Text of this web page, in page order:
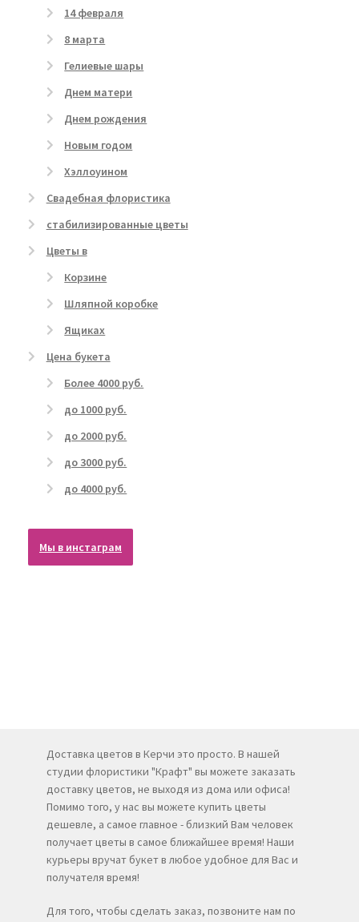
14 февраля
8 марта
Гелиевые шары
Днем матери
Днем рождения
Новым годом
Хэллоуином
Свадебная флористика
стабилизированные цветы
Цветы в
Корзине
Шляпной коробке
Ящиках
Цена букета
Более 4000 руб.
до 1000 руб.
до 2000 руб.
до 3000 руб.
до 4000 руб.
Мы в инстаграм
Доставка цветов в Керчи это просто. В нашей
студии флористики "Крафт" вы можете заказать
доставку цветов, не выходя из дома или офиса!
Помимо того, у нас вы можете купить цветы
дешевле, а самое главное - близкий Вам человек
получает цветы в самое ближайшее время! Наши
курьеры вручат букет в любое удобное для Вас и
получателя время!
Для того, чтобы сделать заказ, позвоните нам по